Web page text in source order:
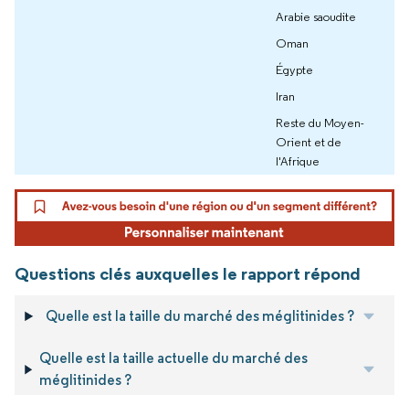
Arabie saoudite
Oman
Égypte
Iran
Reste du Moyen-
Orient et de
l'Afrique
Questions clés auxquelles le rapport répond
Quelle est la taille du marché des méglitinides ?
Quelle est la taille actuelle du marché des
méglitinides ?